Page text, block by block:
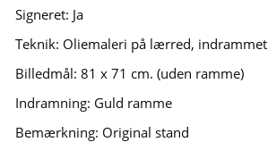
Signeret: Ja
Teknik: Oliemaleri på lærred, indrammet
Billedmål: 81 x 71 cm. (uden ramme)
Indramning: Guld ramme
Bemærkning: Original stand